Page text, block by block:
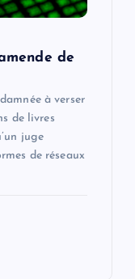
de
à verser
de livres
juge
de réseaux